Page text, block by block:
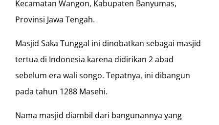
Kecamatan Wangon, Kabupaten Banyumas,
Provinsi Jawa Tengah.
Masjid Saka Tunggal ini dinobatkan sebagai masjid
tertua di Indonesia karena didirikan 2 abad
sebelum era wali songo. Tepatnya, ini dibangun
pada tahun 1288 Masehi.
Nama masjid diambil dari bangunannya yang